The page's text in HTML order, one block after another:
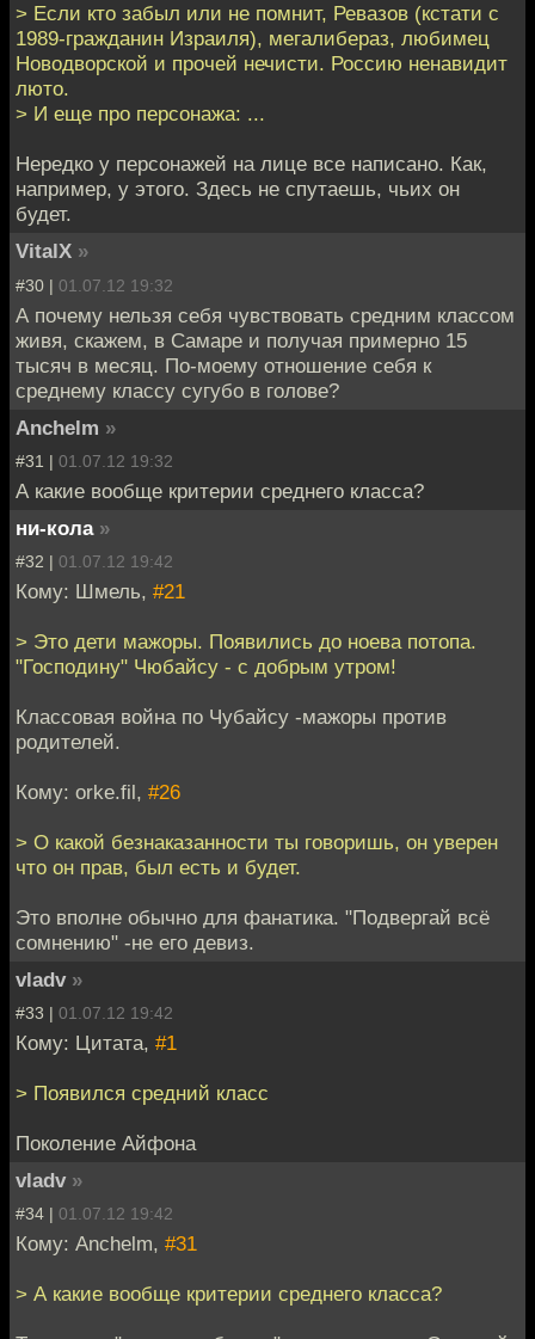
> Если кто забыл или не помнит, Ревазов (кстати с
1989-гражданин Израиля), мегалибераз, любимец
Новодворской и прочей нечисти. Россию ненавидит
люто.
> И еще про персонажа: ...
Нередко у персонажей на лице все написано. Как,
например, у этого. Здесь не спутаешь, чьих он
будет.
VitalX »
#30 | 01.07.12 19:32
А почему нельзя себя чувствовать средним классом
живя, скажем, в Самаре и получая примерно 15
тысяч в месяц. По-моему отношение себя к
среднему классу сугубо в голове?
Anchelm »
#31 | 01.07.12 19:32
А какие вообще критерии среднего класса?
ни-кола »
#32 | 01.07.12 19:42
Кому: Шмель, #21
> Это дети мажоры. Появились до ноева потопа.
"Господину" Чюбайсу - с добрым утром!
Классовая война по Чубайсу -мажоры против
родителей.
Кому: orke.fil, #26
> О какой безнаказанности ты говоришь, он уверен
что он прав, был есть и будет.
Это вполне обычно для фанатика. "Подвергай всё
сомнению" -не его девиз.
vladv »
#33 | 01.07.12 19:42
Кому: Цитата, #1
> Появился средний класс
Поколение Айфона
vladv »
#34 | 01.07.12 19:42
Кому: Anchelm, #31
> А какие вообще критерии среднего класса?